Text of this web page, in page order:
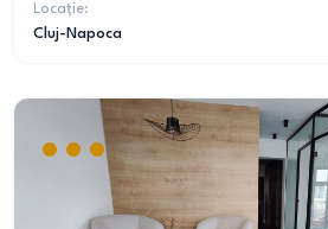
Locație:
Cluj-Napoca